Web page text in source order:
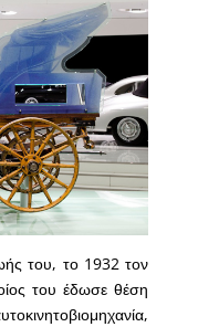
του, το 1932 τον
του έδωσε θέση